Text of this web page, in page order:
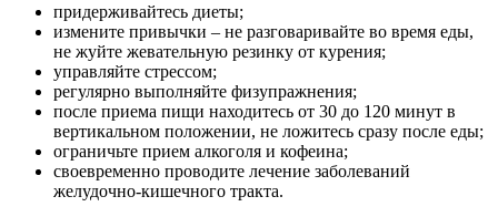
придерживайтесь диеты;
измените привычки – не разговаривайте во время еды,
не жуйте жевательную резинку от курения;
управляйте стрессом;
регулярно выполняйте физупражнения;
после приема пищи находитесь от 30 до 120 минут в
вертикальном положении, не ложитесь сразу после еды;
ограничьте прием алкоголя и кофеина;
своевременно проводите лечение заболеваний
желудочно-кишечного тракта.